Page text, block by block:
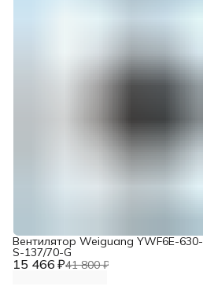
15 466 ₽41 800 ₽
Вентилятор Weiguang YWF6E-630-
S-137/70-G